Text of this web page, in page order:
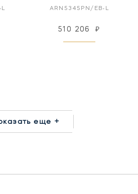
ARN5345PN/EB-L
510 206 ₽
еще +